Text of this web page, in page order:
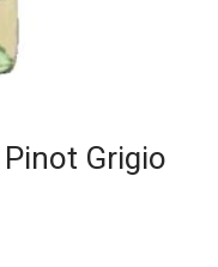
Grigio